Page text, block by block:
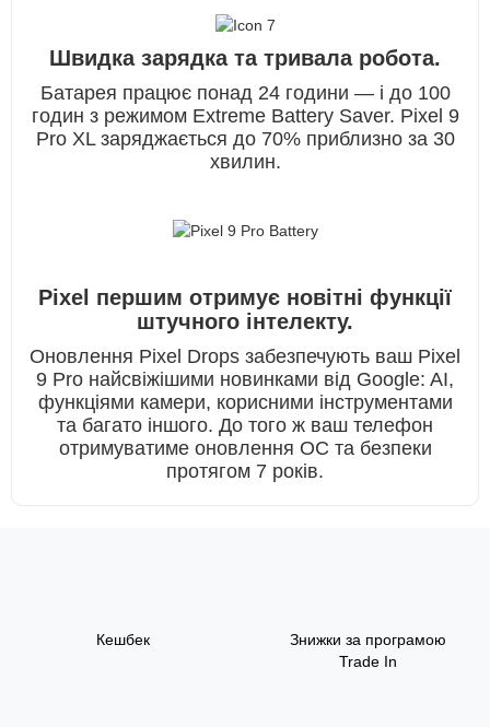
Швидка зарядка та тривала робота.
Батарея працює понад 24 години — і до 100
годин з режимом Extreme Battery Saver. Pixel 9
Pro XL заряджається до 70% приблизно за 30
хвилин.
Pixel першим отримує новітні функції
штучного інтелекту.
Оновлення Pixel Drops забезпечують ваш Pixel
9 Pro найсвіжішими новинками від Google: AI,
функціями камери, корисними інструментами
та багато іншого. До того ж ваш телефон
отримуватиме оновлення ОС та безпеки
протягом 7 років.
Кешбек
Знижки за програмою
Trade In